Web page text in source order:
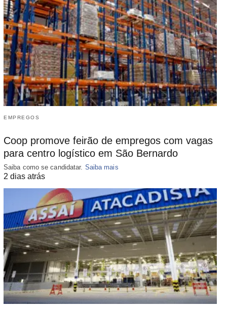
EMPREGOS
Coop promove feirão de empregos com vagas
para centro logístico em São Bernardo
Saiba como se candidatar. Saiba mais
2 dias atrás